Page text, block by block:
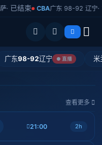
结束 CBA 广东 98-92 辽宁 · 第
98-92辽宁 ● 直播 2-
查看更多
21:00 2h